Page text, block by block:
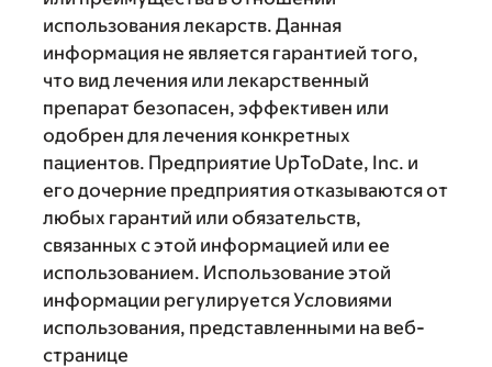
использования лекарств. Данная
информация не является гарантией того,
что вид лечения или лекарственный
препарат безопасен, эффективен или
одобрен для лечения конкретных
пациентов. Предприятие UpToDate, Inc. и
его дочерние предприятия отказываются от
любых гарантий или обязательств,
связанных с этой информацией или ее
использованием. Использование этой
информации регулируется Условиями
использования, представленными на веб-
странице